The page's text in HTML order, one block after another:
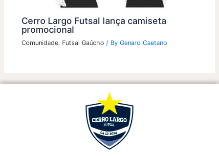
Cerro Largo Futsal lança camiseta
promocional
Comunidade, Futsal Gaúcho / ByGenaro Caetano